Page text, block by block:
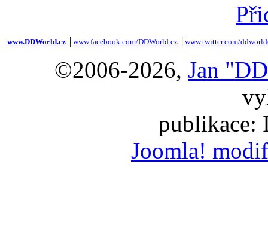
www.DDWorld.cz www.facebook.com/DDWorld.cz www.twitter.com/
©2006-2026, Jan
publikace:
Joomla!